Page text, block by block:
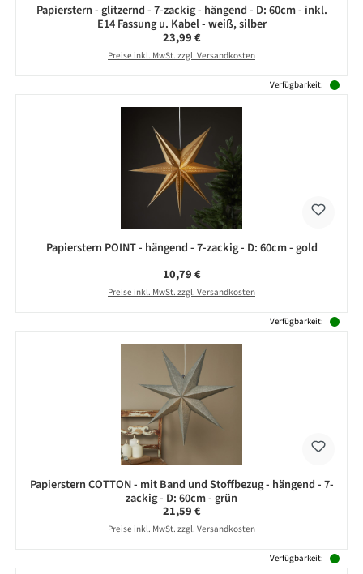
Papierstern - glitzernd - 7-zackig - hängend - D: 60cm - inkl.
E14 Fassung u. Kabel - weiß, silber
Regulärer Preis:
23,99 €
Preise inkl. MwSt. zzgl. Versandkosten
Verfügbarkeit:
Papierstern POINT - hängend - 7-zackig - D: 60cm - gold
Regulärer Preis:
10,79 €
Preise inkl. MwSt. zzgl. Versandkosten
Verfügbarkeit:
Papierstern COTTON - mit Band und Stoffbezug - hängend - 7-
zackig - D: 60cm - grün
Regulärer Preis:
21,59 €
Preise inkl. MwSt. zzgl. Versandkosten
Verfügbarkeit: